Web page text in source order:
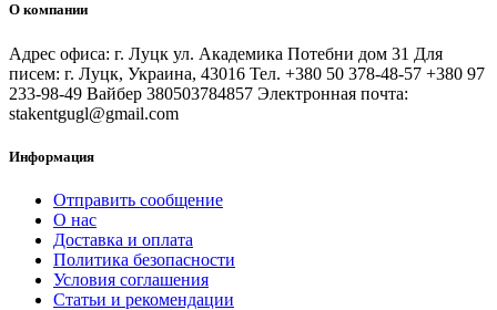
О компании
Адрес офиса: г. Луцк ул. Академика Потебни дом 31 Для
писем: г. Луцк, Украина, 43016 Тел. +380 50 378-48-57 +380 97
233-98-49 Вайбер 380503784857 Электронная почта:
stakentgugl@gmail.com
Информация
Отправить сообщение
О нас
Доставка и оплата
Политика безопасности
Условия соглашения
Статьи и рекомендации